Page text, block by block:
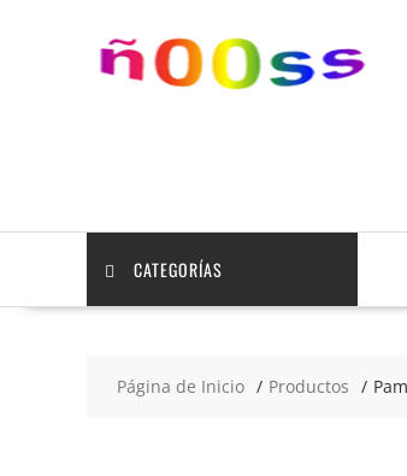
CATEGORÍAS
Página de Inicio Productos